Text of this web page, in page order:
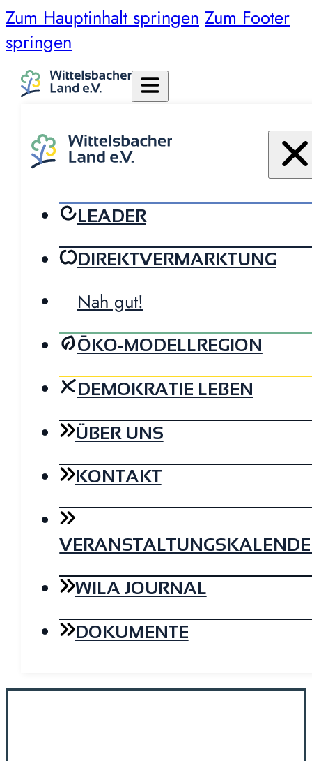
Zum Hauptinhalt springen Zum Footer
springen
LEADER
DIREKTVERMARKTUNG
Nah gut!
ÖKO-MODELLREGION
DEMOKRATIE LEBEN
ÜBER UNS
KONTAKT
WILA JOURNAL
DOKUMENTE